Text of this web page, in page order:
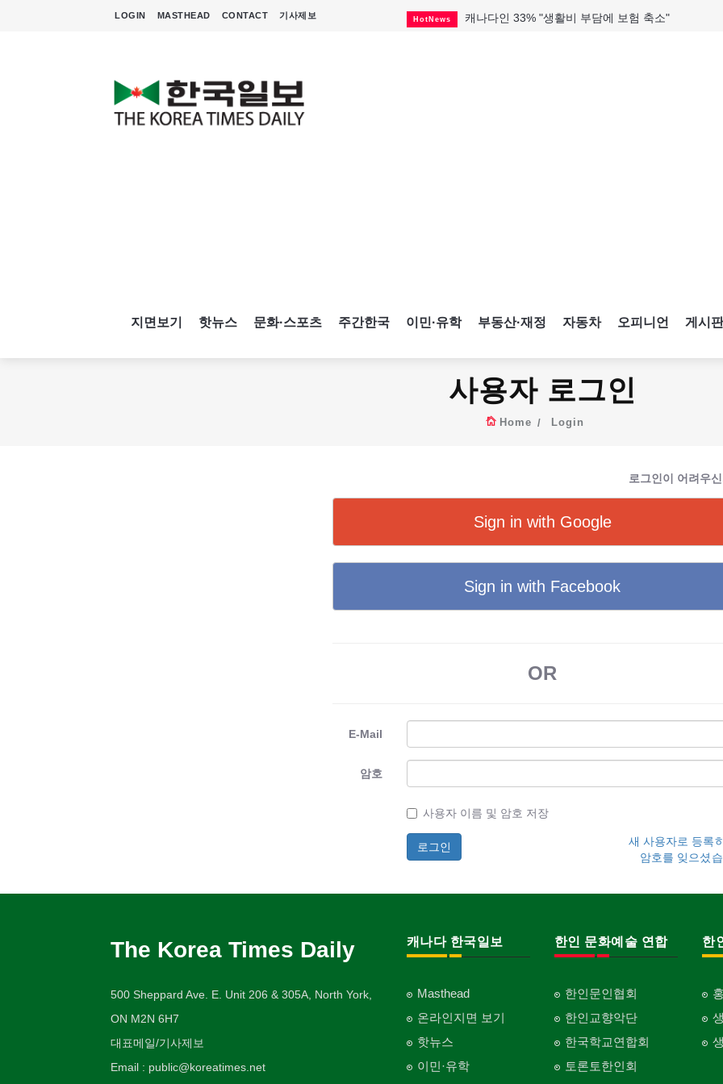
LOGIN MASTHEAD CONTACT 기사제보 HotNews 캐나다인 33% "생활비 부담에 보험 축소"
지면보기 핫뉴스 문화·스포츠 주간한국 이민·유학 부동산·재정 자동차 오피니언 게시판
사용자 로그인
Home Login
로그인이 어려우
Sign in with Google
Sign in with Facebook
OR
E-Mail
암호
사용자 이름 및 암호 저장
새 사용자로 등록
암호를 잊으셨
The Korea Times Daily
500 Sheppard Ave. E. Unit 206 & 305A, North York,
ON M2N 6H7
대표메일/기사제보
Email : public@koreatimes.net
캐나다 한국일보
Masthead
온라인지면 보기
핫뉴스
이민·유학
한인 문화예술 연합
한인문인협회
한인교향악단
한국학교연합회
토론토한인회
한